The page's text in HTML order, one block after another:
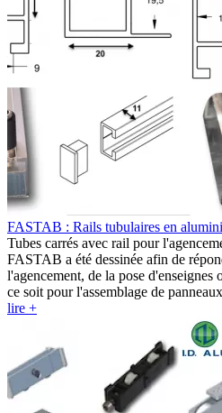
FASTAB : Rails tubulaires en
Tubes carrés avec rail pour
FASTAB a été dessinée afin de
l'agencement, de la pose
ce soit pour l'assemblage de
lire +